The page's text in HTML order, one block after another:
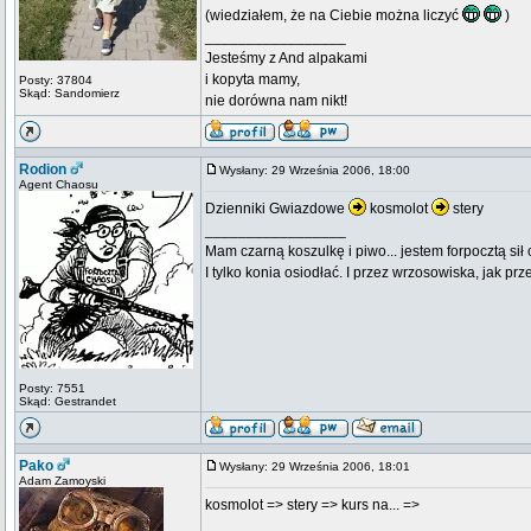
Posty: 37804
Skąd: Sandomierz
(wiedziałem, że na Ciebie można liczyć
)
Jesteśmy z And alpakami
i kopyta mamy,
nie dorówna nam nikt!
Rodion
Agent Chaosu
Posty: 7551
Skąd: Gestrandet
Wysłany: 29 Września 2006, 18:00
Dzienniki Gwiazdowe kosmolot
stery
Mam czarną koszulkę i piwo... jestem forpocztą sił
I tylko konia osiodłać. I przez wrzosowiska, jak
Pako
Adam Zamoyski
Wysłany: 29 Września 2006, 18:01
kosmolot => stery => kurs na... =>